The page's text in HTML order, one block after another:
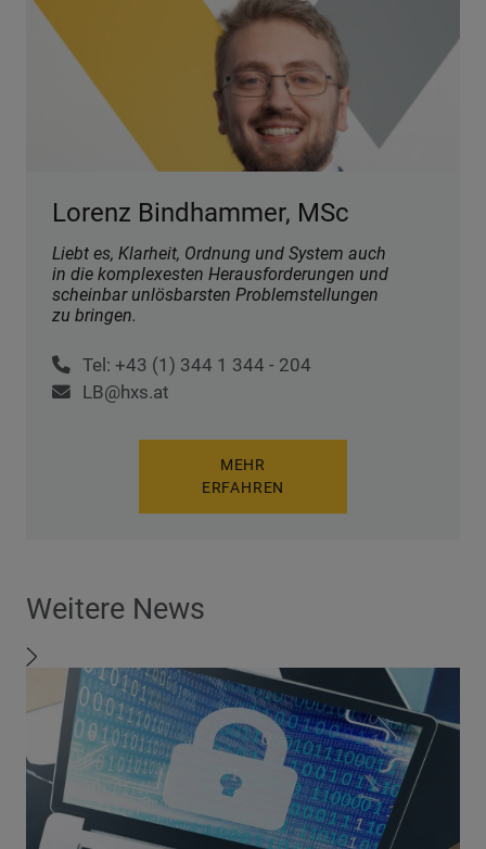
Lorenz Bindhammer, MSc
Liebt es, Klarheit, Ordnung und System auch
in die komplexesten Herausforderungen und
scheinbar unlösbarsten Problemstellungen
zu bringen.
Tel: +43 (1) 344 1 344 - 204
LB@hxs.at
MEHR
ERFAHREN
Weitere News